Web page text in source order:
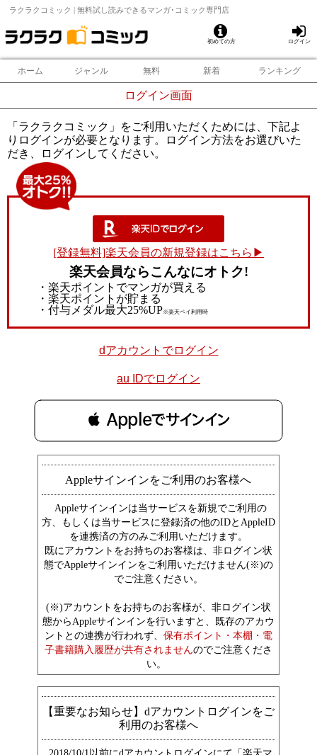
ラクラクコミック | 無料試し読みできるマンガ･コミック専門店
初めての方 ログイン
ホーム ジャンル 無料 新着 ランキング
ログイン画面
「ラクラクコミック」をご利用いただくためには、下記よ
りログインが必要となります。ログイン方法をお選びいた
だき、ログインしてください。
[登録無料]楽天会員の新規登録はこちら▶
楽天会員ならこんなにオトク!
・楽天ポイントでマンガが買える
・楽天ポイントが貯まる
・付与メダル最大25%UP※楽天ペイ利用時
dアカウントでログイン
au IDでログイン
 Appleでサインイン
Appleサインインをご利用のお客様へ
Appleサインインは当サービスを新規でご利用の
方、もしくは当サービスに登録済の他のIDとAppleID
を連携済の方のみご利用いただけます。
既にアカウントをお持ちのお客様は、非ログイン状
態でAppleサインインをご利用いただけません(※)の
でご注意ください。
(※)アカウントをお持ちのお客様が、非ログイン状
態からAppleサインインを行いますと、既存のアカウ
ントとの連携が行われず、 保有ポイント・本棚・電
子書籍購入履歴が共有されませんのでご注意くださ
い。
【重要なお知らせ】dアカウントログインをご
利用のお客様へ